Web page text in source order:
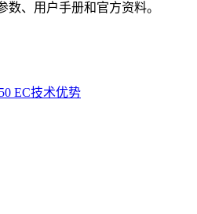
数、用户手册和官方资料。
EC技术优势